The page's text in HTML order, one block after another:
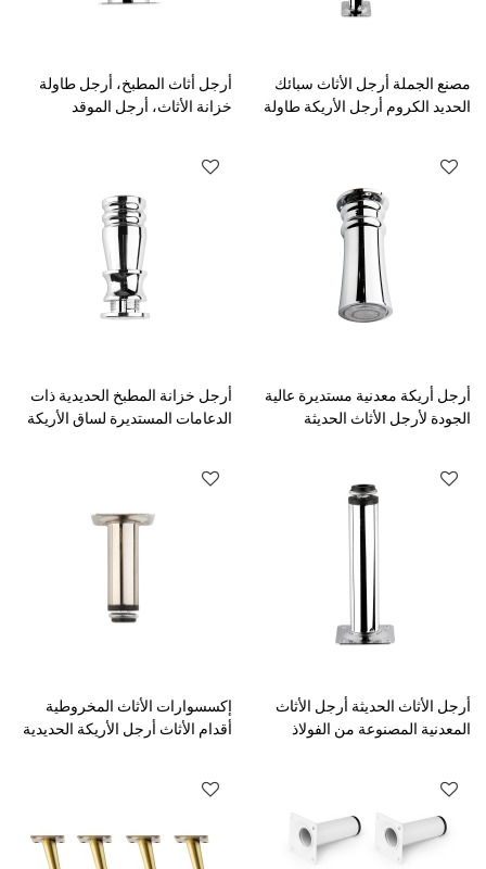
مصنع الجملة أرجل الأثاث سبائك
الحديد الكروم أرجل الأريكة طاولة
أرجل أثاث المطبخ، أرجل طاولة
خزانة الأثاث، أرجل الموقد
أرجل أريكة معدنية مستديرة عالية
الجودة لأرجل الأثاث الحديثة
أرجل خزانة المطبخ الحديدية ذات
الدعامات المستديرة لساق الأريكة
أرجل الأثاث الحديثة أرجل الأثاث
المعدنية المصنوعة من الفولاذ
إكسسوارات الأثاث المخروطية
أقدام الأثاث أرجل الأريكة الحديدية